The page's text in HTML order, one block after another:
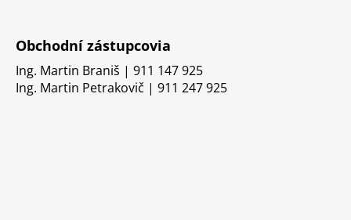
Obchodní zástupcovia
Ing. Martin Braniš | 911 147 925
Ing. Martin Petrakovič | 911 247 925